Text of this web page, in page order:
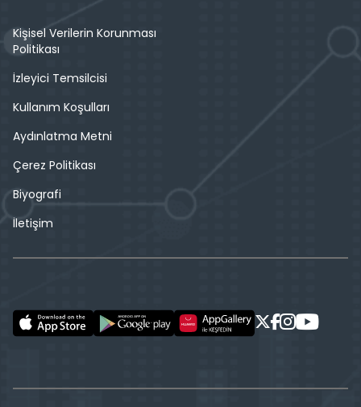
Kişisel Verilerin Korunması
Politikası
İzleyici Temsilcisi
Kullanım Koşulları
Aydınlatma Metni
Çerez Politikası
Biyografi
İletişim